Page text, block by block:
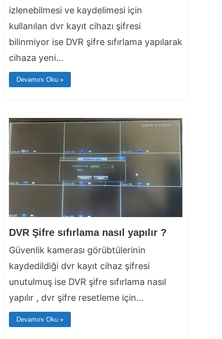
izlenebilmesi ve kaydelimesi için
kullanılan dvr kayıt cihazı şifresi
bilinmiyor ise DVR şifre sıfırlama yapılarak
cihaza yeni…
Devamını Oku »
DVR Şifre sıfırlama nasıl yapılır ?
Güvenlik kamerası görübtülerinin
kaydedildiği dvr kayıt cihaz şifresi
unutulmuş ise DVR şifre sıfırlama nasıl
yapılır , dvr şifre resetleme için…
Devamını Oku »